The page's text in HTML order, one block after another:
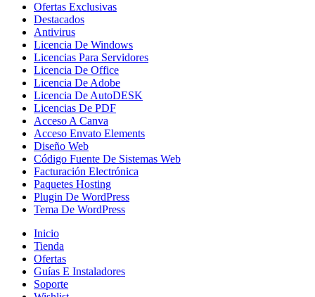
Ofertas Exclusivas
Destacados
Antivirus
Licencia De Windows
Licencias Para Servidores
Licencia De Office
Licencia De Adobe
Licencia De AutoDESK
Licencias De PDF
Acceso A Canva
Acceso Envato Elements
Diseño Web
Código Fuente De Sistemas Web
Facturación Electrónica
Paquetes Hosting
Plugin De WordPress
Tema De WordPress
Inicio
Tienda
Ofertas
Guías E Instaladores
Soporte